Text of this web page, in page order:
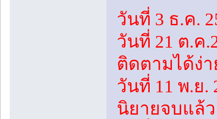
วันที่ 3 ธ.ค.
วันที่ 21 ต.ค
ติดตามได้ง่
วันที่ 11 พ.ย.
นิยายจบแล้ว